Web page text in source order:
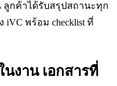
ลูกค้าได้รับสรุปสถานะทุก
iVC พร้อม checklist ที่
งาน เอกสารที่